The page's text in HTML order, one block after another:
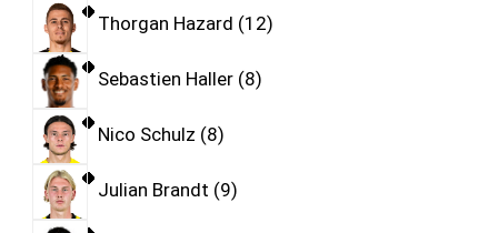
Thorgan Hazard 12
Sebastien Haller 8
Nico Schulz 8
Julian Brandt 9